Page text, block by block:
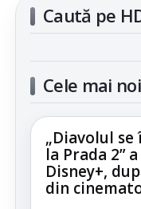
Caută pe
Cele mai
„Diavolul se
la Prada 2”
Disney+,
din